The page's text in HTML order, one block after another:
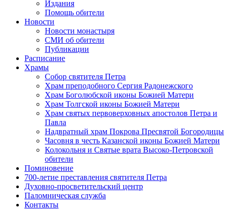
Издания
Помощь обители
Новости
Новости монастыря
СМИ об обители
Публикации
Расписание
Храмы
Собор святителя Петра
Храм преподобного Сергия Радонежского
Храм Боголюбской иконы Божией Матери
Храм Толгской иконы Божией Матери
Храм святых первоверховных апостолов Петра и
Павла
Надвратный храм Покрова Пресвятой Богородицы
Часовня в честь Казанской иконы Божией Матери
Колокольня и Святые врата Высоко-Петровской
обители
Поминовение
700-летие преставления святителя Петра
Духовно-просветительский центр
Паломническая служба
Контакты